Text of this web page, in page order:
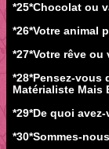
*25*Chocolat ou
*26*Votre animal
*27*Votre rêve
*28*Pensez-vous
Matérialiste Mais
*29*De quoi
*30*Sommes-